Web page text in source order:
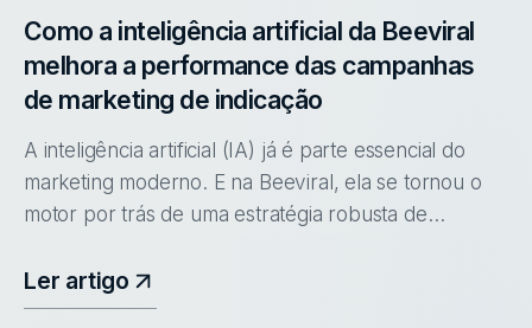
Como a inteligência artificial da Beeviral
melhora a performance das campanhas
de marketing de indicação
A inteligência artificial (IA) já é parte essencial do
marketing moderno. E na Beeviral, ela se tornou o
motor por trás de uma estratégia robusta de
a criação da&nbsp; Eng
Ler artigo